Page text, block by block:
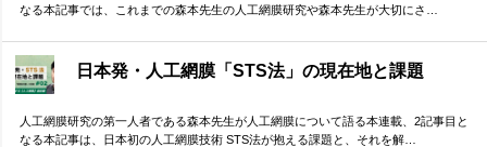
なる本記事では、これまでの森本先生の人工網膜研究や森本先生が大切にさ…
日本発・人工網膜「STS法」の現在地と課題
人工網膜研究の第一人者である森本先生が人工網膜について語る本連載、2記事目と
なる本記事は、日本初の人工網膜技術 STS法が抱える課題と、それを解…